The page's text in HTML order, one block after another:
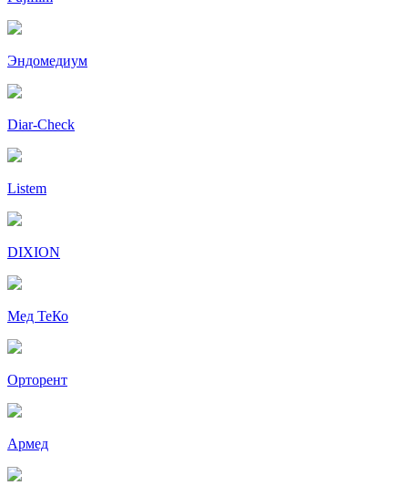
Эндомедиум
Diar-Cheсk
Listem
DIXION
Мед ТеКо
Орторент
Армед